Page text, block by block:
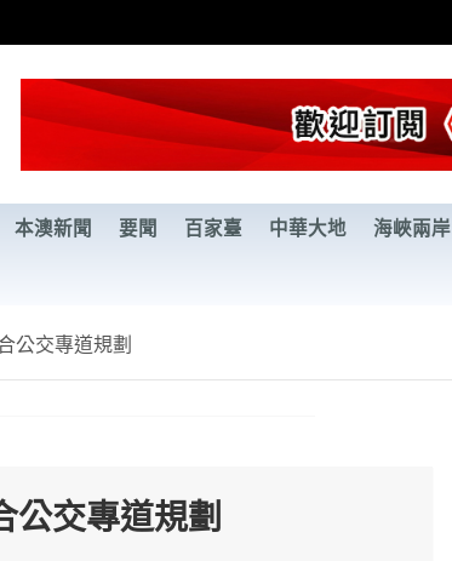
本澳新聞 要聞 百家臺 中華大地 海峽兩岸
公交專道規劃
公交專道規劃